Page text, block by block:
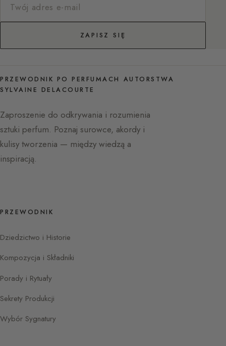
ZAPISZ SIĘ
PRZEWODNIK PO PERFUMACH AUTORSTWA
SYLVAINE DELACOURTE
Zaproszenie do odkrywania i rozumienia
sztuki perfum. Poznaj surowce, akordy i
kulisy tworzenia — między wiedzą a
inspiracją.
PRZEWODNIK
Dziedzictwo i Historie
Kompozycja i Składniki
Porady i Rytuały
Sekrety Produkcji
Wybór Sygnatury